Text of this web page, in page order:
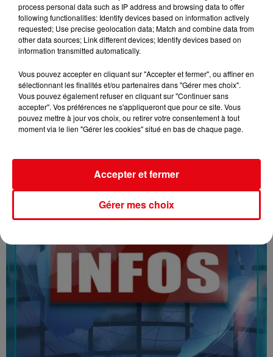
16/07/26 : LES INFORMATIONS
process personal data such as IP address and browsing data to offer
following functionalities: Identify devices based on information actively
requested; Use precise geolocation data; Match and combine data from
other data sources; Link different devices; Identify devices based on
information transmitted automatically.
Vous pouvez accepter en cliquant sur "Accepter et fermer", ou affiner en
sélectionnant les finalités et/ou partenaires dans "Gérer mes choix".
Vous pouvez également refuser en cliquant sur "Continuer sans
accepter". Vos préférences ne s'appliqueront que pour ce site. Vous
pouvez mettre à jour vos choix, ou retirer votre consentement à tout
moment via le lien "Gérer les cookies" situé en bas de chaque page.
Gérer mes choix
Accepter et fermer